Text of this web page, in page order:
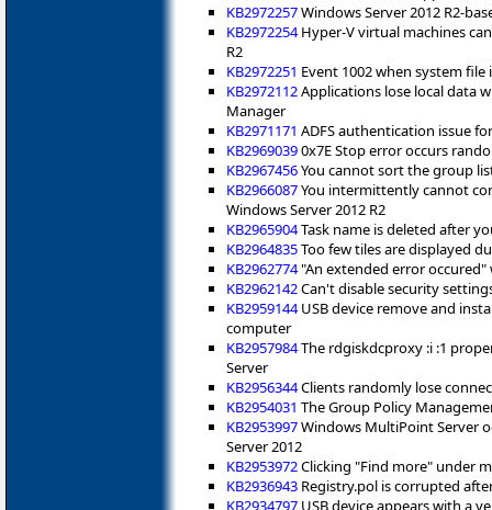
KB2972257Windows Server 2012 R2-
KB2972254Hyper-V virtual machines
R2
KB2972251 Event 1002 when system
KB2972112Applications lose local data
Manager
KB2971171 ADFS authentication issue
KB29690390x7E Stop error occurs
KB2967456You cannot sort the group
KB2966087You intermittently cannot
Windows Server 2012 R2
KB2965904Task name is deleted after
KB2964835Too few tiles are displayed
KB2962774"An extended error occured"
KB2962142Can't disable security
KB2959144USB device remove and
computer
KB2957984The rdgiskdcproxy :i :1
Server
KB2956344Clients randomly lose
KB2954031 The Group Policy
KB2953997Windows MultiPoint Server
Server 2012
KB2953972Clicking "Find more" under
KB2936943 Registry.pol is corrupted
KB2934797 USB device appears with a